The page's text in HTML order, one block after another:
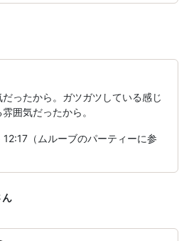
ったから。ガツガツしている感じ
囲気だったから。
（ムルーブのパーティーに参
ん